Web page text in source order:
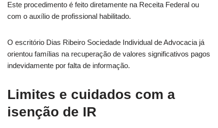
Este procedimento é feito diretamente na Receita Federal ou
com o auxílio de profissional habilitado.
O escritório Dias Ribeiro Sociedade Individual de Advocacia já
orientou famílias na recuperação de valores significativos pagos
indevidamente por falta de informação.
Limites e cuidados com a
isenção de IR